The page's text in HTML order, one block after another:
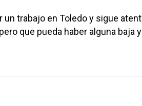
un trabajo en Toledo y sigue
que pueda haber alguna baja y